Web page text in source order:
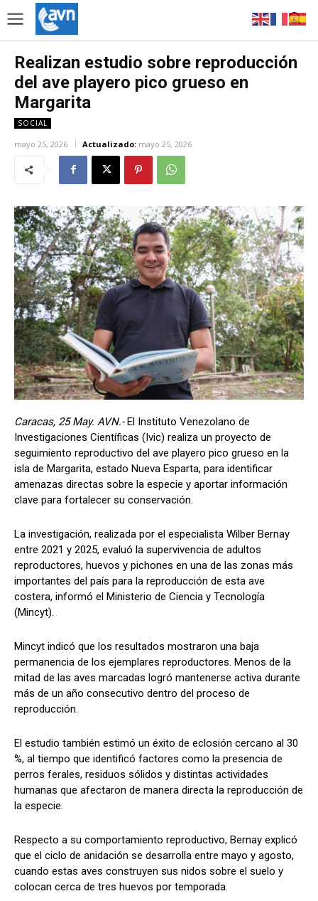
Realizan estudio sobre reproducción
del ave playero pico grueso en
Margarita
SOCIAL
mayo 25, 2026 Actualizado: mayo 25, 2026
Caracas, 25 May. AVN.-El Instituto Venezolano de
Investigaciones Científicas (Ivic) realiza un proyecto de
seguimiento reproductivo del ave playero pico grueso en la
isla de Margarita, estado Nueva Esparta, para identificar
amenazas directas sobre la especie y aportar información
clave para fortalecer su conservación.
La investigación, realizada por el especialista Wilber Bernay
entre 2021 y 2025, evaluó la supervivencia de adultos
reproductores, huevos y pichones en una de las zonas más
importantes del país para la reproducción de esta ave
costera, informó el Ministerio de Ciencia y Tecnología
(Mincyt).
Mincyt indicó que los resultados mostraron una baja
permanencia de los ejemplares reproductores. Menos de la
mitad de las aves marcadas logró mantenerse activa durante
más de un año consecutivo dentro del proceso de
reproducción.
El estudio también estimó un éxito de eclosión cercano al 30
%, al tiempo que identificó factores como la presencia de
perros ferales, residuos sólidos y distintas actividades
humanas que afectaron de manera directa la reproducción de
la especie.
Respecto a su comportamiento reproductivo, Bernay explicó
que el ciclo de anidación se desarrolla entre mayo y agosto,
cuando estas aves construyen sus nidos sobre el suelo y
colocan cerca de tres huevos por temporada.